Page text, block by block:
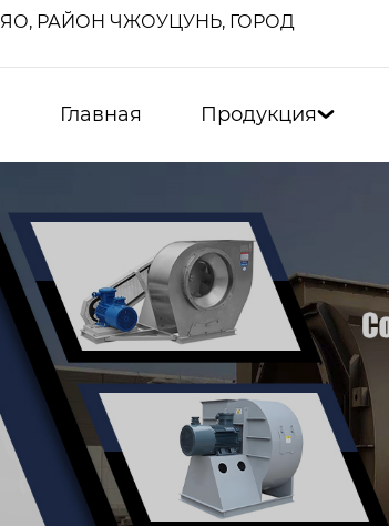
РАЙОН ЧЖОУЦУНЬ, ГОРОД
Главная Продукция